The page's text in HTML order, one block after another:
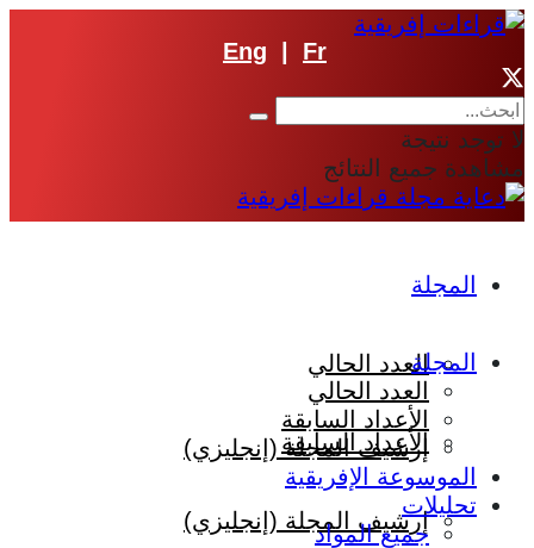
Eng Fr
لا توجد نتيجة
مشاهدة جميع النتائج
المجلة
العدد الحالي
الأعداد السابقة
إرشيف المجلة (إنجليزي)
المجلة
العدد الحالي
الأعداد السابقة
إرشيف المجلة (إنجليزي)
الموسوعة الإفريقية
تحليلات
جميع المواد